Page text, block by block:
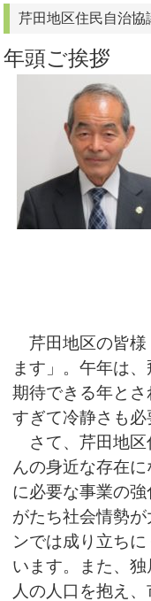
芹田地区住民自治協
年頭ご挨拶
芹田地区の皆様
ます」。午年は
期待できる年と
すぎて冷静さも必
さて、芹田地区
んの身近な存在
に必要な事業の
がたち社会情勢
ンでは成り立ち
います。また、
人の人口を抱え